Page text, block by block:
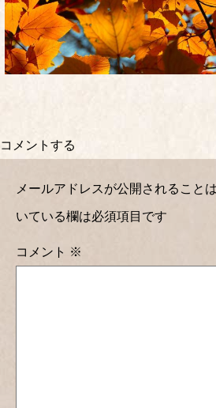
コメントする
メールアドレスが公開されること
いている欄は必須項目です
コメント ※